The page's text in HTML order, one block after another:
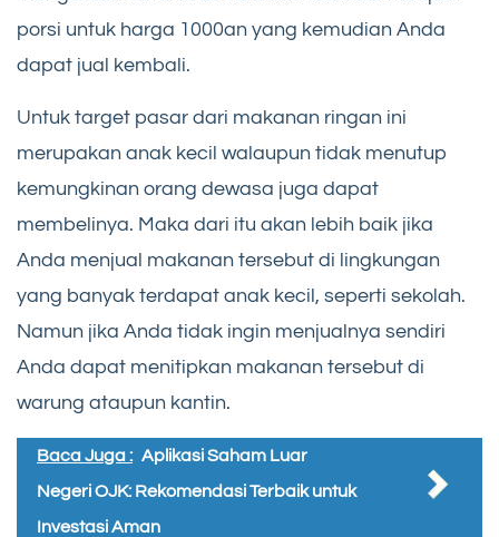
porsi untuk harga 1000an yang kemudian Anda
dapat jual kembali.
Untuk target pasar dari makanan ringan ini
merupakan anak kecil walaupun tidak menutup
kemungkinan orang dewasa juga dapat
membelinya. Maka dari itu akan lebih baik jika
Anda menjual makanan tersebut di lingkungan
yang banyak terdapat anak kecil, seperti sekolah.
Namun jika Anda tidak ingin menjualnya sendiri
Anda dapat menitipkan makanan tersebut di
warung ataupun kantin.
Baca Juga : Aplikasi Saham Luar
Negeri OJK: Rekomendasi Terbaik untuk
Investasi Aman